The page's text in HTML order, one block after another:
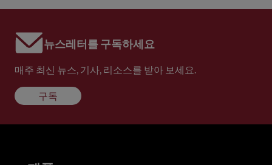
뉴스레터를 구독하세요
매주 최신 뉴스, 기사, 리소스를 받아 보세요.
구독